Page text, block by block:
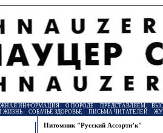
ИНФОРМАЦИЯ| О ПОРОДЕ ПРЕДСТАВЛЯЕМ|
ЖИЗНЬ| СОБАЧЬЕ ЗДОРОВЬЕ ПИСЬМА ЧИТАТЕЛЕЙ
Питомник "Русский Ассорти’к"